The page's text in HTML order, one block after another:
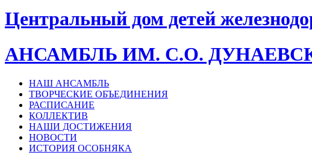
Центральный дом детей
АНСАМБЛЬ ИМ. С.О.
НАШ АНСАМБЛЬ
ТВОРЧЕСКИЕ ОБЪЕДИНЕНИЯ
РАСПИСАНИЕ
КОЛЛЕКТИВ
НАШИ ДОСТИЖЕНИЯ
НОВОСТИ
ИСТОРИЯ ОСОБНЯКА